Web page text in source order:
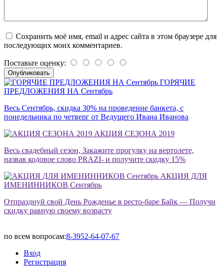
Сохранить моё имя, email и адрес сайта в этом браузере для
последующих моих комментариев.
Поставьте оценку:
ГОРЯЧИЕ
ПРЕДЛОЖЕНИЯ НА Сентябрь
Весь Сентябрь, скидка 30% на проведение банкета, с
понедельника по четверг от Ведущего Ивана Иванова
АКЦИЯ СЕЗОНА 2019
Весь свадебный сезон, Закажите прогулку на вертолете,
назвав кодовое слово PRAZI- и получите скидку 15%
АКЦИЯ ДЛЯ
ИМЕНИННИКОВ Сентябрь
Отпразднуй свой День Рожденье в ресто-баре Байк — Получи
скидку равную своему возрасту
по всем вопросам:8-3952-64-07-67
Вход
Регистрация